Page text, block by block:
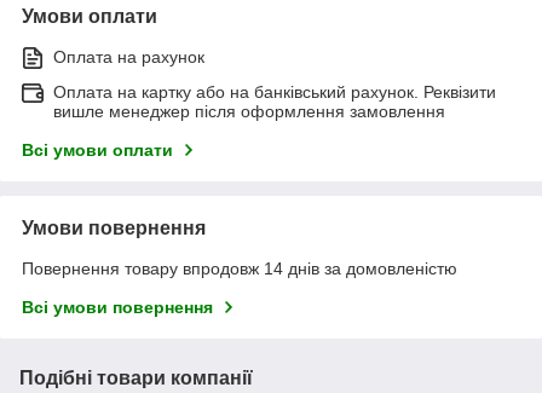
Умови оплати
Оплата на рахунок
Оплата на картку або на банківський рахунок. Реквізити
вишле менеджер після оформлення замовлення
Всі умови оплати
Умови повернення
Повернення товару впродовж 14 днів за домовленістю
Всі умови повернення
Подібні товари компанії